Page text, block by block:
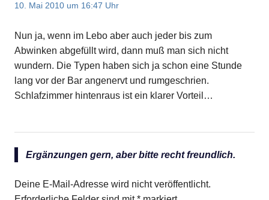
10. Mai 2010 um 16:47 Uhr
Nun ja, wenn im Lebo aber auch jeder bis zum
Abwinken abgefüllt wird, dann muß man sich nicht
wundern. Die Typen haben sich ja schon eine Stunde
lang vor der Bar angenervt und rumgeschrien.
Schlafzimmer hintenraus ist ein klarer Vorteil…
Ergänzungen gern, aber bitte recht freundlich.
Deine E-Mail-Adresse wird nicht veröffentlicht.